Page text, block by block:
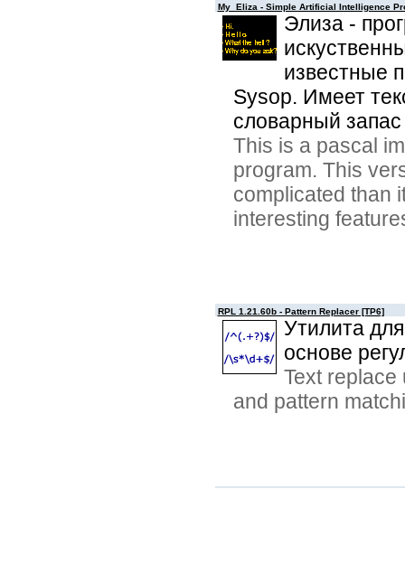
My_Eliza - Simple Artificial Intelligence
Элиза -
известные
Sysop. Имеет
словарный запас
This is a pascal
program. This
complicated than
interesting
RPL 1.21.60b - Pattern Replacer [TP6]
Утилита
основе
Text
and pattern